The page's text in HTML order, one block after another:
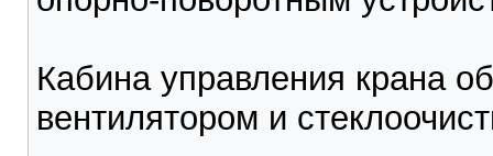
Кабина управления крана
вентилятором и